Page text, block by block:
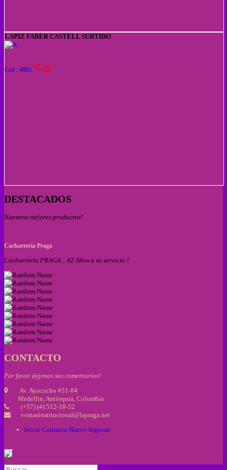
LAPIZ FABER CASTELL SURTIDO
Cod : 4883 share
DESTACADOS
Nuestros mejores productos!
Cacharreria Praga
Cacharrería PRAGA .. 42 Años a su servicio !
CONTACTO
Por favor dejenos sus comentarios!
Av. Ayacucho #51-84
Medellin, Antioquia, Colombia
(+57) (4) 512-18-52
ventasinstitucional@lapraga.net
Inicio Contacto Nuevo Ingresar